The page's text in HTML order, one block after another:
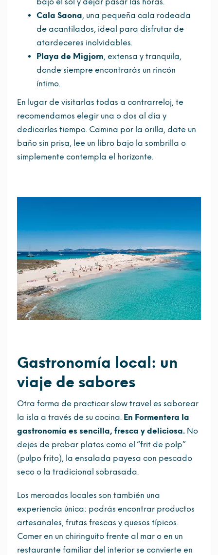
Cala Saona, una pequeña cala rodeada
de acantilados, ideal para disfrutar de
atardeceres inolvidables.
Playa de Migjorn, extensa y tranquila,
donde siempre encontrarás un rincón
íntimo.
En lugar de visitarlas todas a contrarreloj, te
recomendamos elegir una o dos al día y
dedicarles tiempo. Camina por la orilla, date un
baño sin prisa, lee un libro bajo la sombrilla o
simplemente contempla el horizonte.
Gastronomía local: un
viaje de sabores
Otra forma de practicar slow travel es saborear
la isla a través de su cocina. En Formentera la
gastronomía es sencilla, fresca y deliciosa. No
dejes de probar platos como el “frit de polp”
(pulpo frito), la ensalada payesa con pescado
seco o la tradicional sobrasada.
Los mercados locales son también una
experiencia única: podrás encontrar productos
artesanales, frutas frescas y quesos típicos.
Comer en un chiringuito frente al mar o en un
restaurante familiar del interior se convierte en